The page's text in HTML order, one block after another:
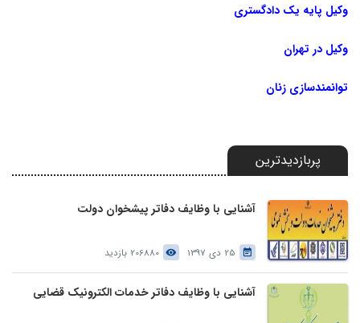
وکیل پایه یک دادگستری
وکیل در تهران
توانمندسازی زنان
پربازدیدترین
آشنایی با وظایف دفاتر پیشخوان دولت
25 دی 1397 206880 بازدید
آشنایی با وظایف دفاتر خدمات الکترونیک قضایی